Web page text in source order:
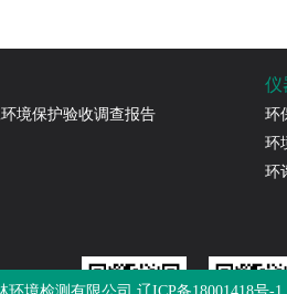
境保护验收调查报告
仪
环
环
环